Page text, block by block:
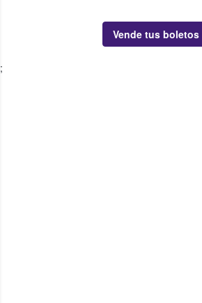
Vende tus boletos
;